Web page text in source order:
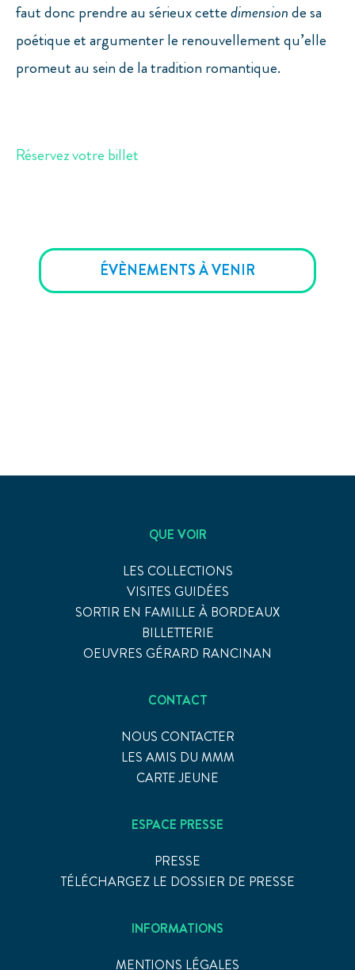
faut donc prendre au sérieux cettedimensionde sa
poétique et argumenter le renouvellement qu’elle
promeut au sein de la tradition romantique.
Réservez votre billet
ÉVÈNEMENTS À VENIR
QUE VOIR
LES COLLECTIONS
VISITES GUIDÉES
SORTIR EN FAMILLE À BORDEAUX
BILLETTERIE
OEUVRES GÉRARD RANCINAN
CONTACT
NOUS CONTACTER
LES AMIS DU MMM
CARTE JEUNE
ESPACE PRESSE
PRESSE
TÉLÉCHARGEZ LE DOSSIER DE PRESSE
INFORMATIONS
MENTIONS LÉGALES